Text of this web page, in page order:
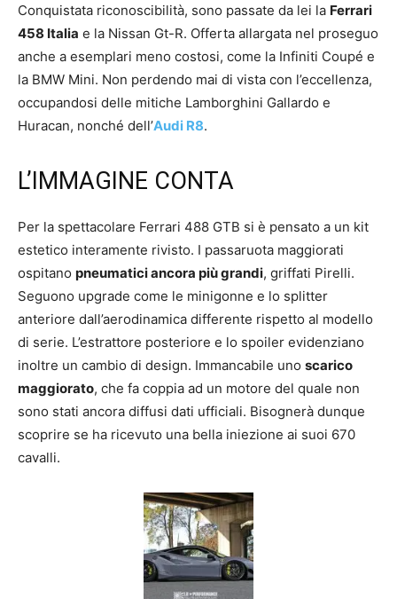
Conquistata riconoscibilità, sono passate da lei la Ferrari
458 Italia e la Nissan Gt-R. Offerta allargata nel proseguo
anche a esemplari meno costosi, come la Infiniti Coupé e
la BMW Mini. Non perdendo mai di vista con l’eccellenza,
occupandosi delle mitiche Lamborghini Gallardo e
Huracan, nonché dell’Audi R8.
L’IMMAGINE CONTA
Per la spettacolare Ferrari 488 GTB si è pensato a un kit
estetico interamente rivisto. I passaruota maggiorati
ospitano pneumatici ancora più grandi, griffati Pirelli.
Seguono upgrade come le minigonne e lo splitter
anteriore dall’aerodinamica differente rispetto al modello
di serie. L’estrattore posteriore e lo spoiler evidenziano
inoltre un cambio di design. Immancabile uno scarico
maggiorato, che fa coppia ad un motore del quale non
sono stati ancora diffusi dati ufficiali. Bisognerà dunque
scoprire se ha ricevuto una bella iniezione ai suoi 670
cavalli.